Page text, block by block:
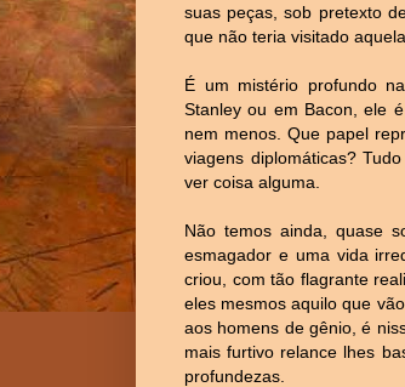
suas peças, sob pretexto
que não teria visitado
É um mistério profundo
Stanley ou em Bacon, ele
nem menos. Que papel
viagens diplomáticas?
ver coisa alguma.
Não temos ainda, quase
esmagador e uma vida
criou, com tão flagrante
eles mesmos aquilo que
aos homens de gênio, é
mais furtivo relance lhes
profundezas.